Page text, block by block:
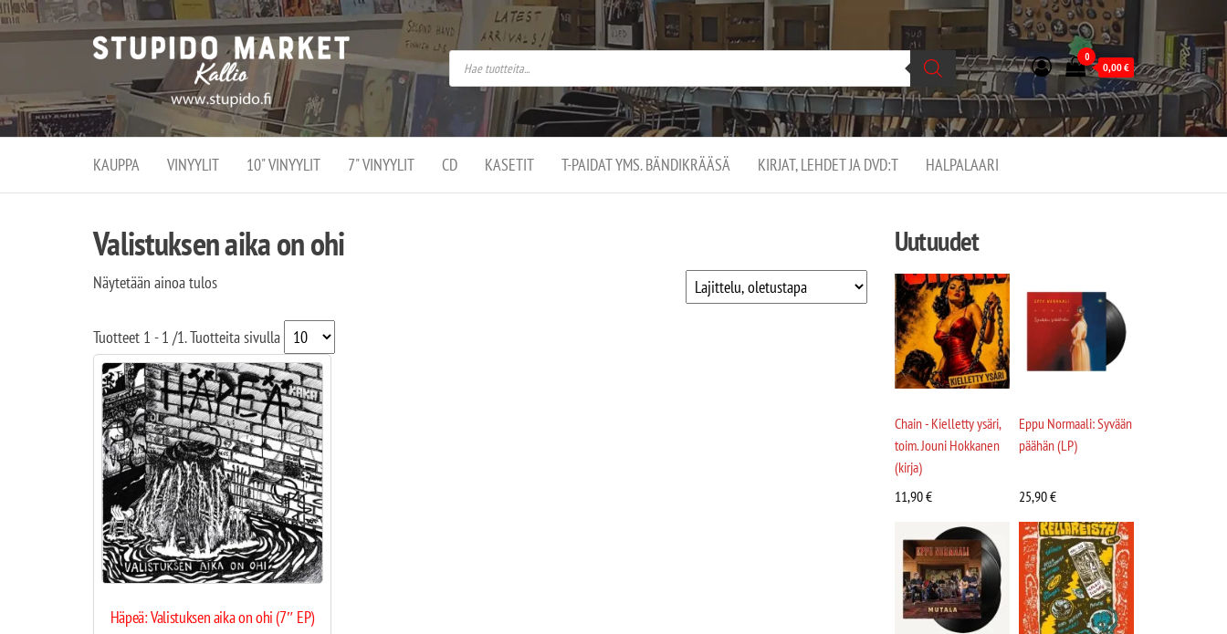
Stupido
Market –
verkossa
ja
kivijalassa
Stupido Market on
vaihtoehtomusaan
erikoistunut
verkko- sekä
kivijalkakauppa
Helsingissä
Kallion
0
0,00€
KAUPPA VINYYLIT 10" VINYYLIT 7" VINYYLIT CD KASETIT T-PAIDAT YMS. BÄNDIKRÄÄSÄ KIRJAT, LEHDET JA DVD:T HALPALAARI
Valistuksen aika on ohi
Näytetään ainoa tulos
Tuotteet 1 - 1 /1. Tuotteita sivulla
Häpeä: Valistuksen aika on ohi (7″ EP)
Uutuudet
Chain - Kielletty ysäri,
toim. Jouni Hokkanen
(kirja)
11,90€
Eppu Normaali: Syvään
päähän (LP)
25,90€